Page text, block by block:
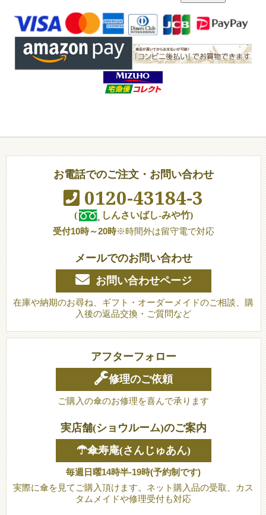
お電話でのご注文・お問い合わせ
0120-43184-3
(
しんさいばし-みや竹)
受付10時～20時※時間外は留守電で対応
メールでのお問い合わせ
お問い合わせページ
在庫や納期のお尋ね、ギフト・オーダーメイドのご相談、購
入後の返品交換・ご質問など
アフターフォロー
修理のご依頼
ご購入の傘のお修理を喜んで承ります
実店舗(ショウルーム)のご案内
☂傘寿庵(さんじゅあん)
毎週日曜14時半-19時(予約制です)
実際に傘を見てご購入頂けます。ネット購入品の受取、カス
タムメイドや修理受付も対応